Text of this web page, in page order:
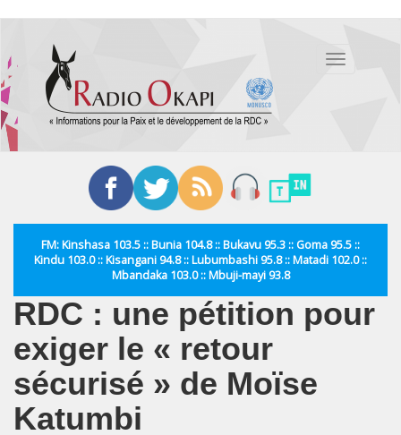
contenu
principal
Toggle
FM: Kinshasa 103.5 :: Bunia 104.8 :: Bukavu 95.3 :: Goma 95.5 ::
Kindu 103.0 :: Kisangani 94.8 :: Lubumbashi 95.8 :: Matadi 102.0 ::
Mbandaka 103.0 :: Mbuji-mayi 93.8
RDC : une pétition pour
exiger le « retour
sécurisé » de Moïse
Katumbi